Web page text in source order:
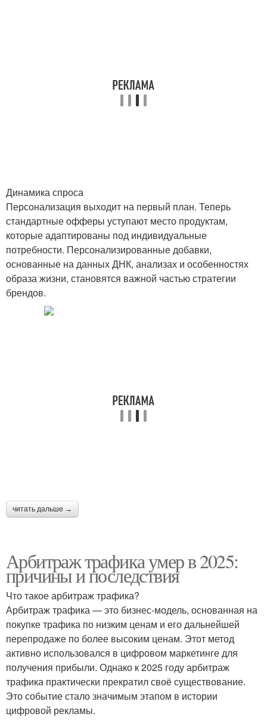
Динамика спроса
Персонализация выходит на первый план. Теперь
стандартные офферы уступают место продуктам,
которые адаптированы под индивидуальные
потребности. Персонализированные добавки,
основанные на данных ДНК, анализах и особенностях
образа жизни, становятся важной частью стратегии
брендов.
читать дальше →
Арбитраж трафика умер в 2025:
причины и последствия
Что такое арбитраж трафика?
Арбитраж трафика — это бизнес-модель, основанная на
покупке трафика по низким ценам и его дальнейшей
перепродаже по более высоким ценам. Этот метод
активно использовался в цифровом маркетинге для
получения прибыли. Однако к 2025 году арбитраж
трафика практически прекратил своё существование.
Это событие стало значимым этапом в истории
цифровой рекламы.